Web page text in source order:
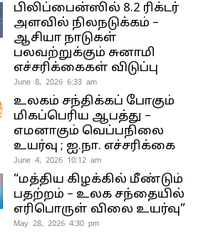
பிலிப்பைன்ஸில் 8.2 ரிக்டர்
அளவில் நிலநடுக்கம் –
ஆசியா நாடுகள்
பலவற்றுக்கும் சுனாமி
எச்சரிக்கைகள் விடுப்பு
June 8, 2026 6:33 am
உலகம் சந்திக்கப் போகும்
மிகப்பெரிய ஆபத்து –
எமனாகும் வெப்பநிலை
உயர்வு ; ஐ.நா. எச்சரிக்கை
June 4, 2026 10:12 am
“மத்திய கிழக்கில் மீண்டும்
பதற்றம் – உலக சந்தையில்
எரிபொருள் விலை உயர்வு”
May 28, 2026 4:30 pm